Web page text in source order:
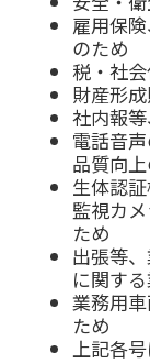
雇用保
のため
税・社
財産形
社内報
電話音
品質向
生体認
監視カ
ため
出張等
に関す
業務用
ため
上記各